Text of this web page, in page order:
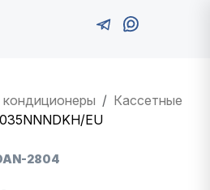
Кассетные
EU
2804